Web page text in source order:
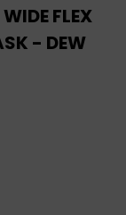
FLEX
- DEW